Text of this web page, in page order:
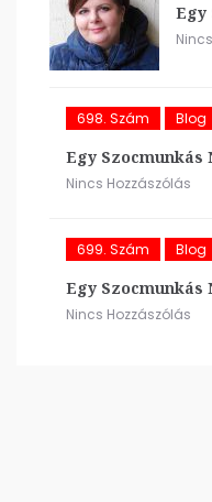
Egy
698. Szám Blog
Egy Szocmunkás
Nincs Hozzászólás
699. Szám Blog
Egy Szocmunkás
Nincs Hozzászólás